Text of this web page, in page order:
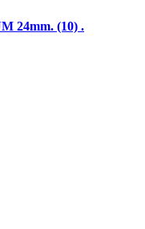
24mm. (10) .